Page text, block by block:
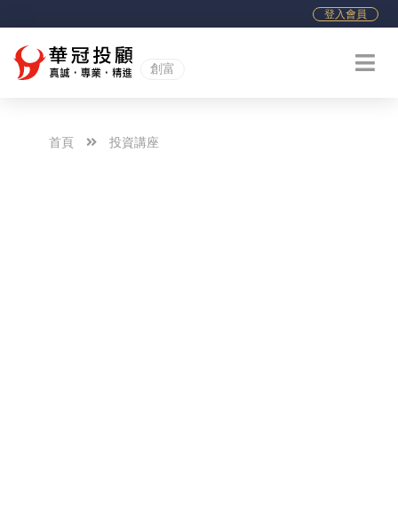
登入會員
創富
首頁 投資講座